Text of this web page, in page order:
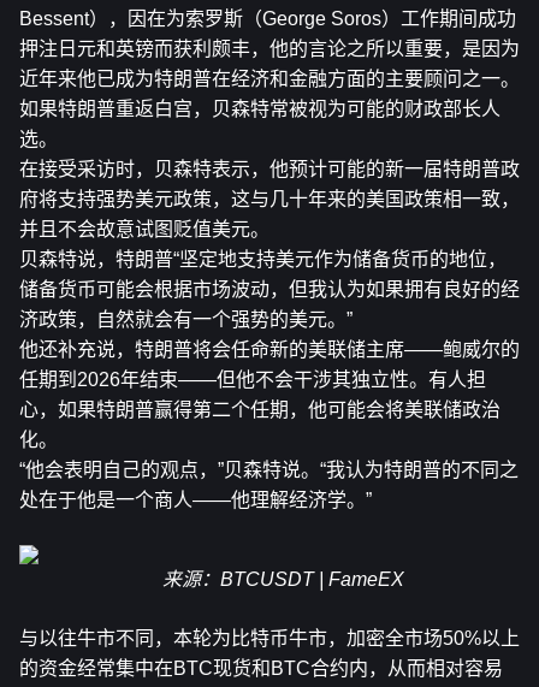
Bessent），因在为索罗斯（George Soros）工作期间成功
押注日元和英镑而获利颇丰，他的言论之所以重要，是因为
近年来他已成为特朗普在经济和金融方面的主要顾问之一。
如果特朗普重返白宫，贝森特常被视为可能的财政部长人
选。
在接受采访时，贝森特表示，他预计可能的新一届特朗普政
府将支持强势美元政策，这与几十年来的美国政策相一致，
并且不会故意试图贬值美元。
贝森特说，特朗普“坚定地支持美元作为储备货币的地位，
储备货币可能会根据市场波动，但我认为如果拥有良好的经
济政策，自然就会有一个强势的美元。”
他还补充说，特朗普将会任命新的美联储主席——鲍威尔的
任期到2026年结束——但他不会干涉其独立性。有人担
心，如果特朗普赢得第二个任期，他可能会将美联储政治
化。
“他会表明自己的观点，”贝森特说。“我认为特朗普的不同之
处在于他是一个商人——他理解经济学。”
来源：BTCUSDT | FameEX
与以往牛市不同，本轮为比特币牛市，加密全市场50%以上
的资金经常集中在BTC现货和BTC合约内，从而相对容易